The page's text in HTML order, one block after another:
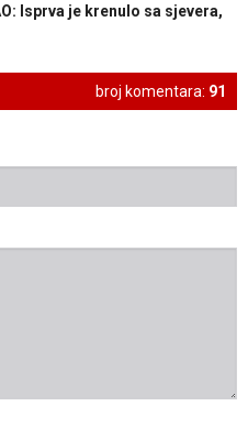
Isprva je krenulo sa sjevera,
broj komentara: 91